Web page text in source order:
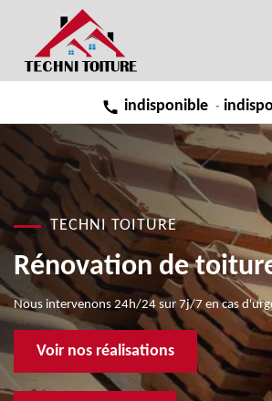
indisponible -
TECHNI TOITURE
Rénovation de
Nous intervenons 24h/24 sur 7j/7 en cas
Voir nos réalisations